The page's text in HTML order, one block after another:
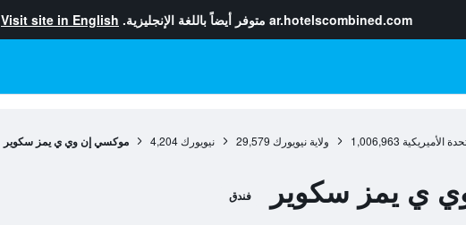
ar.hotelscombined.com متوفر أيضاً باللغة الإنجليزية. Visit site in English
الأميريكية 1,006,963 ولاية نيويورك 29,579 نيويورك 4,204 موكسي إن وي ي يمز سكوير
ي يمز سكوير فندق